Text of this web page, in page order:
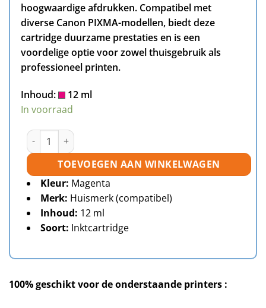
hoogwaardige afdrukken. Compatibel met
diverse Canon PIXMA-modellen, biedt deze
cartridge duurzame prestaties en is een
voordelige optie voor zowel thuisgebruik als
professioneel printen.
Inhoud:
12 ml
In voorraad
Canon CLI-581M XXL inktcartridge magenta huismerk
TOEVOEGEN AAN WINKELWAGEN
Kleur: Magenta
Merk: Huismerk (compatibel)
Inhoud: 12 ml
Soort: Inktcartridge
100% geschikt voor de onderstaande printers :